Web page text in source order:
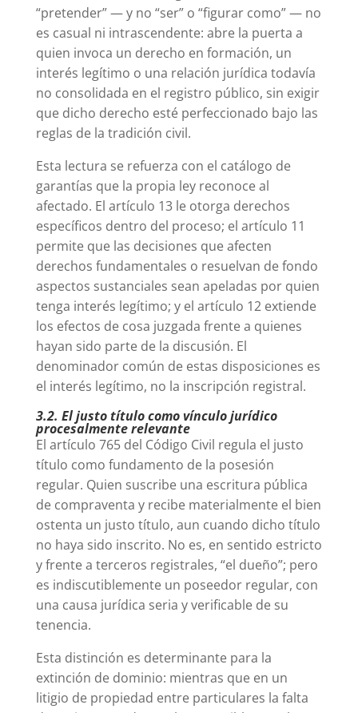
“pretender” — y no “ser” o “figurar como” — no
es casual ni intrascendente: abre la puerta a
quien invoca un derecho en formación, un
interés legítimo o una relación jurídica todavía
no consolidada en el registro público, sin exigir
que dicho derecho esté perfeccionado bajo las
reglas de la tradición civil.
Esta lectura se refuerza con el catálogo de
garantías que la propia ley reconoce al
afectado. El artículo 13 le otorga derechos
específicos dentro del proceso; el artículo 11
permite que las decisiones que afecten
derechos fundamentales o resuelvan de fondo
aspectos sustanciales sean apeladas por quien
tenga interés legítimo; y el artículo 12 extiende
los efectos de cosa juzgada frente a quienes
hayan sido parte de la discusión. El
denominador común de estas disposiciones es
el interés legítimo, no la inscripción registral.
3.2. El justo título como vínculo jurídico
procesalmente relevante
El artículo 765 del Código Civil regula el justo
título como fundamento de la posesión
regular. Quien suscribe una escritura pública
de compraventa y recibe materialmente el bien
ostenta un justo título, aun cuando dicho título
no haya sido inscrito. No es, en sentido estricto
y frente a terceros registrales, “el dueño”; pero
es indiscutiblemente un poseedor regular, con
una causa jurídica seria y verificable de su
tenencia.
Esta distinción es determinante para la
extinción de dominio: mientras que en un
litigio de propiedad entre particulares la falta